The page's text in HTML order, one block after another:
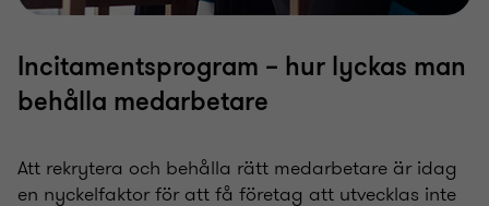
Incitamentsprogram – hur lyckas man
behålla medarbetare
Att rekrytera och behålla rätt medarbetare är idag
en nyckelfaktor för att få företag att utvecklas inte